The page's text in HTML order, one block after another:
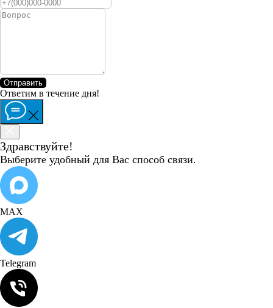
Отправить
Ответим в течение дня!
Здравствуйте!
Выберите удобный для Вас способ связи.
MAX
Telegram